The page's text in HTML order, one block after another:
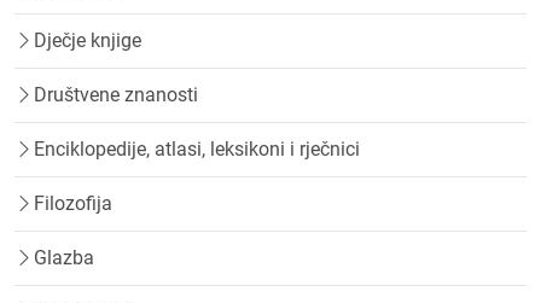
Dječje knjige
Društvene znanosti
Enciklopedije, atlasi, leksikoni i rječnici
Filozofija
Glazba